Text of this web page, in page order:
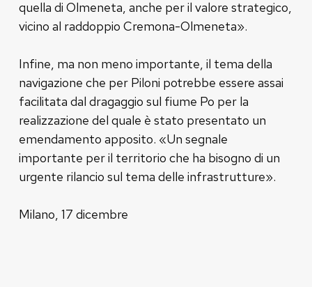
quella di Olmeneta, anche per il valore strategico,
vicino al raddoppio Cremona-Olmeneta».
Infine, ma non meno importante, il tema della
navigazione che per Piloni potrebbe essere assai
facilitata dal dragaggio sul fiume Po per la
realizzazione del quale è stato presentato un
emendamento apposito. «Un segnale
importante per il territorio che ha bisogno di un
urgente rilancio sul tema delle infrastrutture».
Milano, 17 dicembre